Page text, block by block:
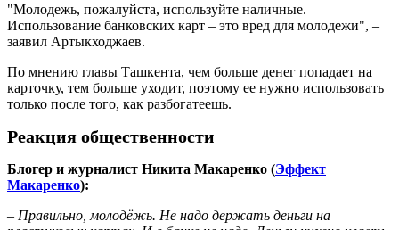
"Молодежь, пожалуйста, используйте наличные.
Использование банковских карт – это вред для молодежи", –
заявил Артыкходжаев.
По мнению главы Ташкента, чем больше денег попадает на
карточку, тем больше уходит, поэтому ее нужно использовать
только после того, как разбогатеешь.
Реакция общественности
Блогер и журналист Никита Макаренко (Эффект
Макаренко):
– Правильно, молодёжь. Не надо держать деньги на